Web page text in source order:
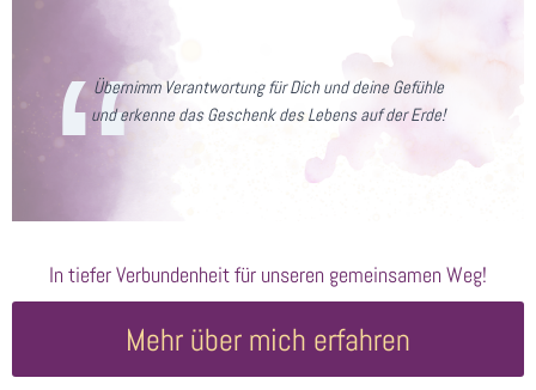
Übernimm Verantwortung für Dich und deine Gefühle
und erkenne das Geschenk des Lebens auf der Erde!
In tiefer Verbundenheit für unseren gemeinsamen Weg!
Mehr über mich erfahren